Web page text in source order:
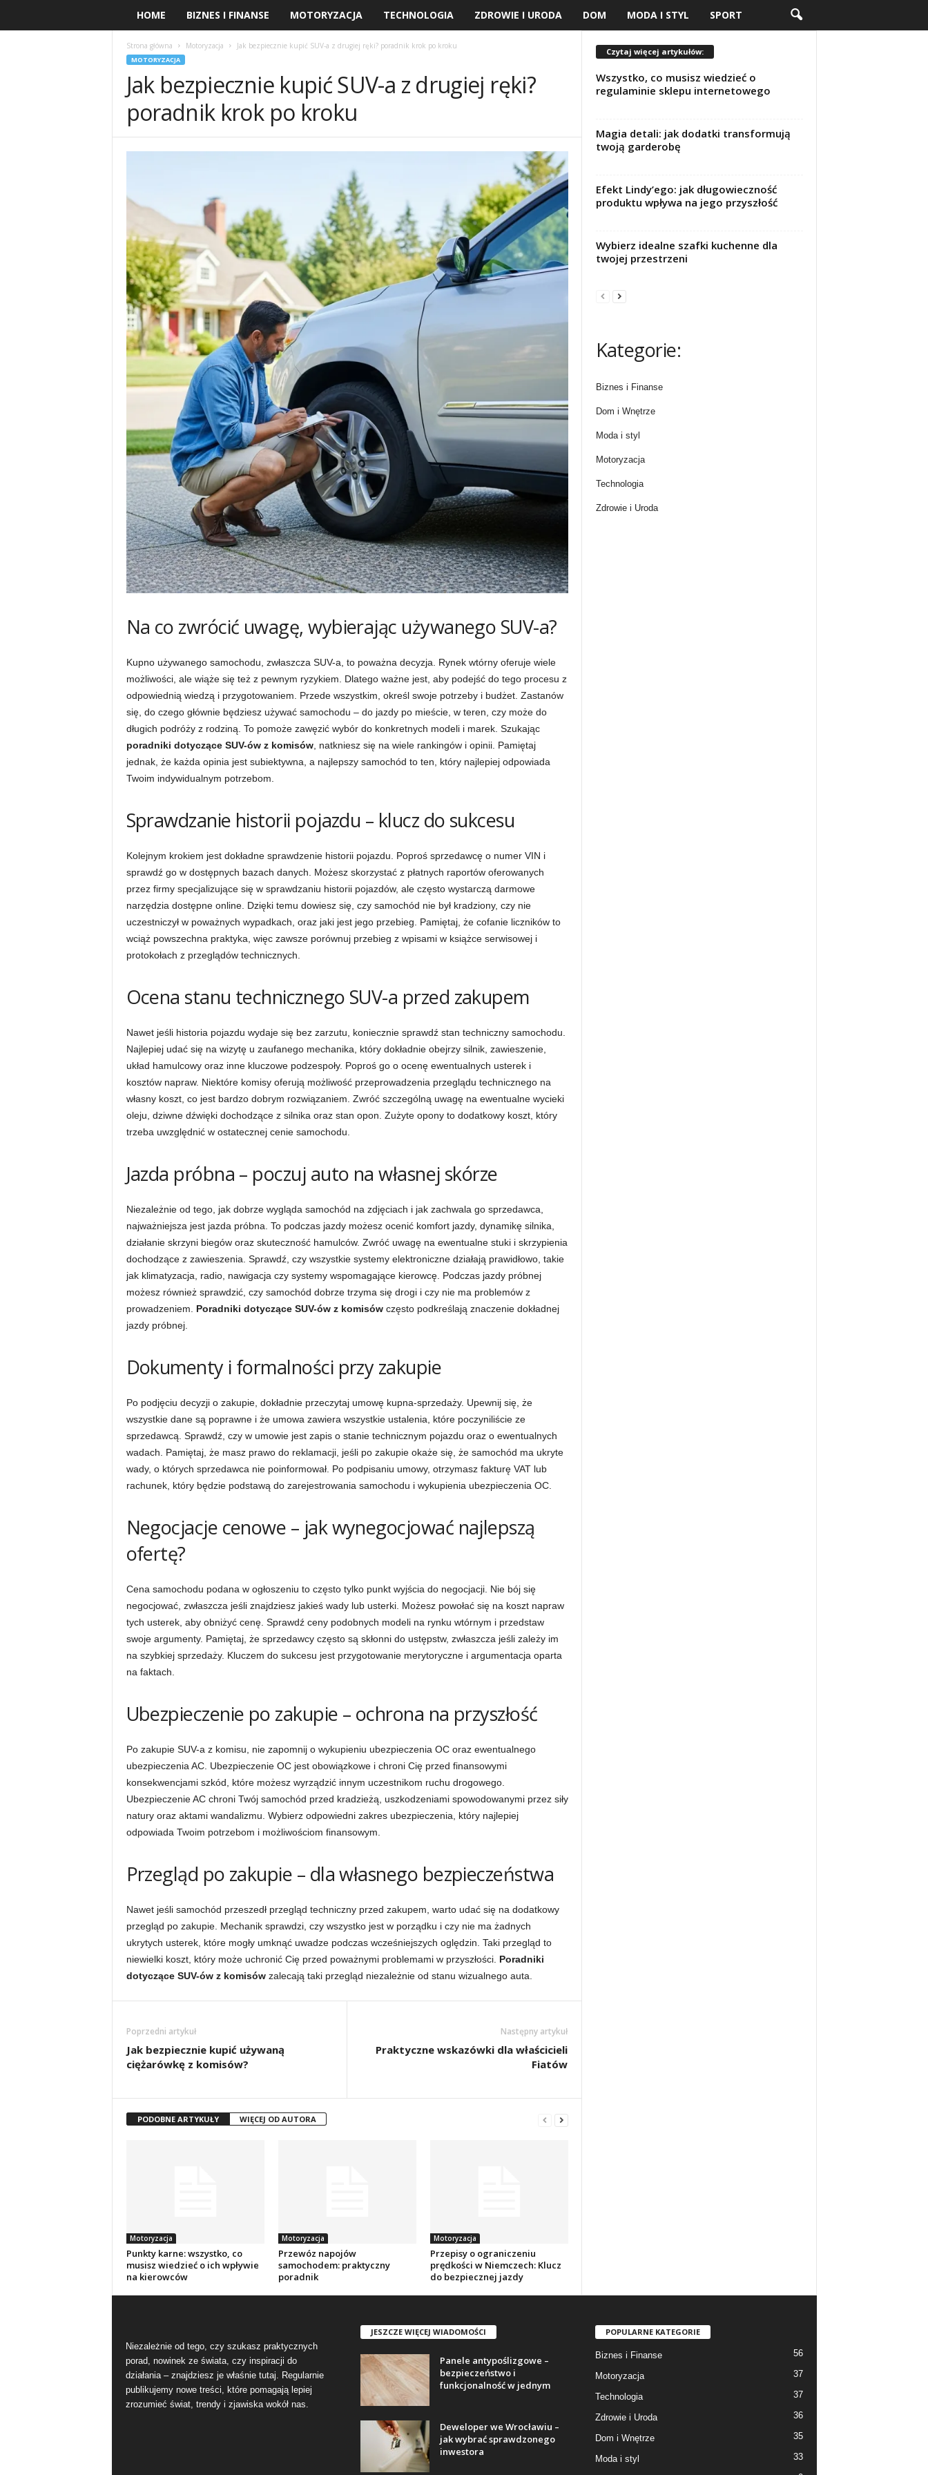
HOME BIZNES I FINANSE MOTORYZACJA TECHNOLOGIA ZDROWIE I URODA DOM MODA I STYL SPORT
Strona główna Motoryzacja Jak bezpiecznie kupić SUV-a z drugiej ręki? poradnik krok po kroku
MOTORYZACJA
Jak bezpiecznie kupić SUV-a z drugiej ręki?
poradnik krok po kroku
Na co zwrócić uwagę, wybierając używanego SUV-a?
Kupno używanego samochodu, zwłaszcza SUV-a, to poważna decyzja. Rynek wtórny oferuje wiele
możliwości, ale wiąże się też z pewnym ryzykiem. Dlatego ważne jest, aby podejść do tego procesu z
odpowiednią wiedzą i przygotowaniem. Przede wszystkim, określ swoje potrzeby i budżet. Zastanów
się, do czego głównie będziesz używać samochodu – do jazdy po mieście, w teren, czy może do
długich podróży z rodziną. To pomoże zawęzić wybór do konkretnych modeli i marek. Szukając
poradniki dotyczące SUV-ów z komisów, natkniesz się na wiele rankingów i opinii. Pamiętaj
jednak, że każda opinia jest subiektywna, a najlepszy samochód to ten, który najlepiej odpowiada
Twoim indywidualnym potrzebom.
Sprawdzanie historii pojazdu – klucz do sukcesu
Kolejnym krokiem jest dokładne sprawdzenie historii pojazdu. Poproś sprzedawcę o numer VIN i
sprawdź go w dostępnych bazach danych. Możesz skorzystać z płatnych raportów oferowanych
przez firmy specjalizujące się w sprawdzaniu historii pojazdów, ale często wystarczą darmowe
narzędzia dostępne online. Dzięki temu dowiesz się, czy samochód nie był kradziony, czy nie
uczestniczył w poważnych wypadkach, oraz jaki jest jego przebieg. Pamiętaj, że cofanie liczników to
wciąż powszechna praktyka, więc zawsze porównuj przebieg z wpisami w książce serwisowej i
protokołach z przeglądów technicznych.
Ocena stanu technicznego SUV-a przed zakupem
Nawet jeśli historia pojazdu wydaje się bez zarzutu, koniecznie sprawdź stan techniczny samochodu.
Najlepiej udać się na wizytę u zaufanego mechanika, który dokładnie obejrzy silnik, zawieszenie,
układ hamulcowy oraz inne kluczowe podzespoły. Poproś go o ocenę ewentualnych usterek i
kosztów napraw. Niektóre komisy oferują możliwość przeprowadzenia przeglądu technicznego na
własny koszt, co jest bardzo dobrym rozwiązaniem. Zwróć szczególną uwagę na ewentualne wycieki
oleju, dziwne dźwięki dochodzące z silnika oraz stan opon. Zużyte opony to dodatkowy koszt, który
trzeba uwzględnić w ostatecznej cenie samochodu.
Jazda próbna – poczuj auto na własnej skórze
Niezależnie od tego, jak dobrze wygląda samochód na zdjęciach i jak zachwala go sprzedawca,
najważniejsza jest jazda próbna. To podczas jazdy możesz ocenić komfort jazdy, dynamikę silnika,
działanie skrzyni biegów oraz skuteczność hamulców. Zwróć uwagę na ewentualne stuki i skrzypienia
dochodzące z zawieszenia. Sprawdź, czy wszystkie systemy elektroniczne działają prawidłowo, takie
jak klimatyzacja, radio, nawigacja czy systemy wspomagające kierowcę. Podczas jazdy próbnej
możesz również sprawdzić, czy samochód dobrze trzyma się drogi i czy nie ma problemów z
prowadzeniem. Poradniki dotyczące SUV-ów z komisówczęsto podkreślają znaczenie dokładnej
jazdy próbnej.
Dokumenty i formalności przy zakupie
Po podjęciu decyzji o zakupie, dokładnie przeczytaj umowę kupna-sprzedaży. Upewnij się, że
wszystkie dane są poprawne i że umowa zawiera wszystkie ustalenia, które poczyniliście ze
sprzedawcą. Sprawdź, czy w umowie jest zapis o stanie technicznym pojazdu oraz o ewentualnych
wadach. Pamiętaj, że masz prawo do reklamacji, jeśli po zakupie okaże się, że samochód ma ukryte
wady, o których sprzedawca nie poinformował. Po podpisaniu umowy, otrzymasz fakturę VAT lub
rachunek, który będzie podstawą do zarejestrowania samochodu i wykupienia ubezpieczenia OC.
Negocjacje cenowe – jak wynegocjować najlepszą
ofertę?
Cena samochodu podana w ogłoszeniu to często tylko punkt wyjścia do negocjacji. Nie bój się
negocjować, zwłaszcza jeśli znajdziesz jakieś wady lub usterki. Możesz powołać się na koszt napraw
tych usterek, aby obniżyć cenę. Sprawdź ceny podobnych modeli na rynku wtórnym i przedstaw
swoje argumenty. Pamiętaj, że sprzedawcy często są skłonni do ustępstw, zwłaszcza jeśli zależy im
na szybkiej sprzedaży. Kluczem do sukcesu jest przygotowanie merytoryczne i argumentacja oparta
na faktach.
Ubezpieczenie po zakupie – ochrona na przyszłość
Po zakupie SUV-a z komisu, nie zapomnij o wykupieniu ubezpieczenia OC oraz ewentualnego
ubezpieczenia AC. Ubezpieczenie OC jest obowiązkowe i chroni Cię przed finansowymi
konsekwencjami szkód, które możesz wyrządzić innym uczestnikom ruchu drogowego.
Ubezpieczenie AC chroni Twój samochód przed kradzieżą, uszkodzeniami spowodowanymi przez siły
natury oraz aktami wandalizmu. Wybierz odpowiedni zakres ubezpieczenia, który najlepiej
odpowiada Twoim potrzebom i możliwościom finansowym.
Przegląd po zakupie – dla własnego bezpieczeństwa
Nawet jeśli samochód przeszedł przegląd techniczny przed zakupem, warto udać się na dodatkowy
przegląd po zakupie. Mechanik sprawdzi, czy wszystko jest w porządku i czy nie ma żadnych
ukrytych usterek, które mogły umknąć uwadze podczas wcześniejszych oględzin. Taki przegląd to
niewielki koszt, który może uchronić Cię przed poważnymi problemami w przyszłości. Poradniki
dotyczące SUV-ów z komisówzalecają taki przegląd niezależnie od stanu wizualnego auta.
Poprzedni artykuł
Jak bezpiecznie kupić używaną
ciężarówkę z komisów?
Następny artykuł
Praktyczne wskazówki dla właścicieli
Fiatów
PODOBNE ARTYKUŁY WIĘCEJ OD AUTORA
Motoryzacja
Punkty karne: wszystko, co
musisz wiedzieć o ich wpływie
na kierowców
Motoryzacja
Przewóz napojów
samochodem: praktyczny
poradnik
Motoryzacja
Przepisy o ograniczeniu
prędkości w Niemczech: Klucz
do bezpiecznej jazdy
Czytaj więcej artykułów:
Wszystko, co musisz wiedzieć o
regulaminie sklepu internetowego
Magia detali: jak dodatki transformują
twoją garderobę
Efekt Lindy’ego: jak długowieczność
produktu wpływa na jego przyszłość
Wybierz idealne szafki kuchenne dla
twojej przestrzeni
Kategorie:
Biznes i Finanse
Dom i Wnętrze
Moda i styl
Motoryzacja
Technologia
Zdrowie i Uroda
Niezależnie od tego, czy szukasz praktycznych
porad, nowinek ze świata, czy inspiracji do
działania – znajdziesz je właśnie tutaj. Regularnie
publikujemy nowe treści, które pomagają lepiej
zrozumieć świat, trendy i zjawiska wokół nas.
JESZCZE WIĘCEJ WIADOMOŚCI
Panele antypoślizgowe –
bezpieczeństwo i
funkcjonalność w jednym
Deweloper we Wrocławiu –
jak wybrać sprawdzonego
inwestora
POPULARNE KATEGORIE
Biznes i Finanse 56
Motoryzacja 37
Technologia 37
Zdrowie i Uroda 36
Dom i Wnętrze 35
Moda i styl 33